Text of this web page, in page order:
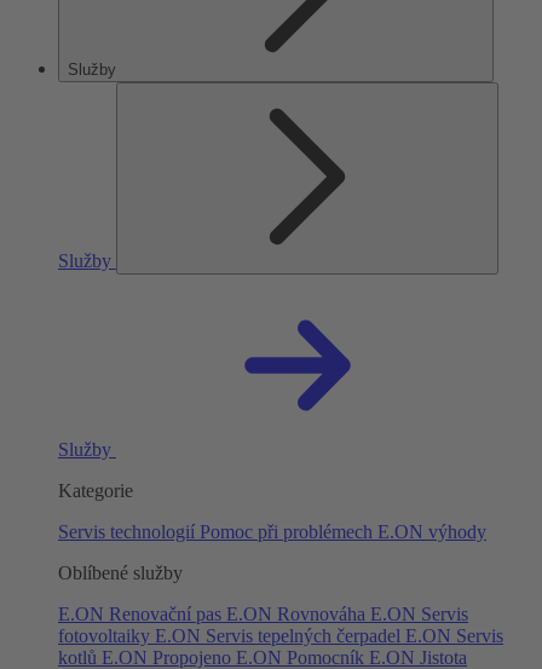
Služby
Služby
Služby
Kategorie
Servis technologií Pomoc při problémech E.ON výhody
Oblíbené služby
E.ON Renovační pas E.ON Rovnováha E.ON Servis
fotovoltaiky E.ON Servis tepelných čerpadel E.ON Servis
kotlů E.ON Propojeno E.ON Pomocník E.ON Jistota